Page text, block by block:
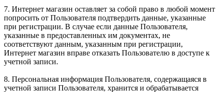
7. Интернет магазин оставляет за собой право в любой момент
попросить от Пользователя подтвердить данные, указанные
при регистрации. В случае если данные Пользователя,
указанные в предоставленных им документах, не
соответствуют данным, указанным при регистрации,
Интернет магазин вправе отказать Пользователю в доступе к
учетной записи.
8. Персональная информация Пользователя, содержащаяся в
учетной записи Пользователя, хранится и обрабатывается